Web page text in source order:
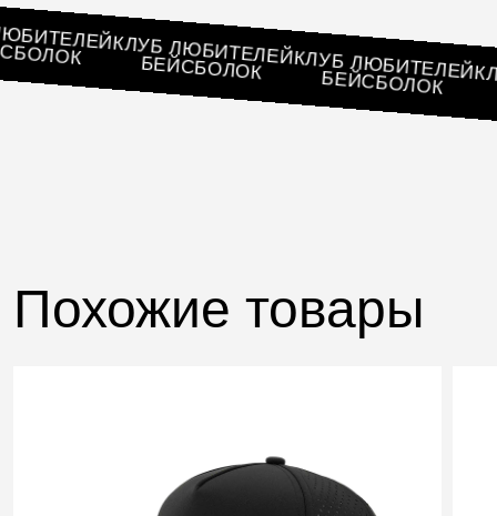
ЛЮБИТЕЛЕЙКЛУБ ЛЮБИТЕЛЕЙ
БЕЙСБОЛОК КЛУББЕЙСБОЛОК
Похожие товары